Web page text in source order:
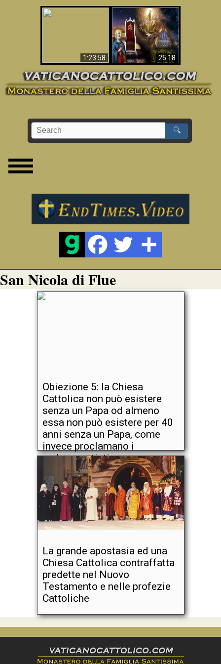
1:23:58 25:18
La Bibbia ha previsto
70 anni senza Papa?
🔍
San Nicola di Flue
Obiezione 5: la Chiesa
Cattolica non può esistere
senza un Papa od almeno
essa non può esistere per 40
anni senza un Papa, come
invece proclamano i
sedevacantisti.
La grande apostasia ed una
Chiesa Cattolica contraffatta
predette nel Nuovo
Testamento e nelle profezie
Cattoliche